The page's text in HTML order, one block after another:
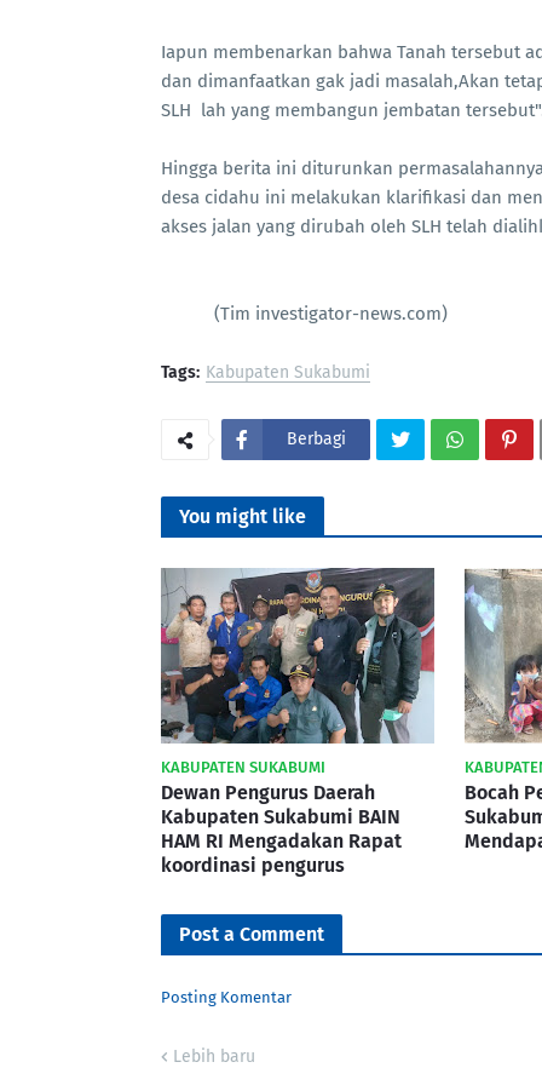
Iapun membenarkan bahwa Tanah tersebut
dan dimanfaatkan gak jadi masalah,Akan
SLH lah yang membangun jembatan
Hingga berita ini diturunkan
desa cidahu ini melakukan klarifikasi dan
akses jalan yang dirubah oleh SLH telah
(Tim investigator-news.com)
Tags: Kabupaten Sukabumi
Berbagi
You might like
KABUPATEN SUKABUMI
Dewan Pengurus Daerah
Kabupaten Sukabumi BAIN
HAM RI Mengadakan Rapat
koordinasi pengurus
Bocah
Post a Comment
Posting Komentar
Lebih baru